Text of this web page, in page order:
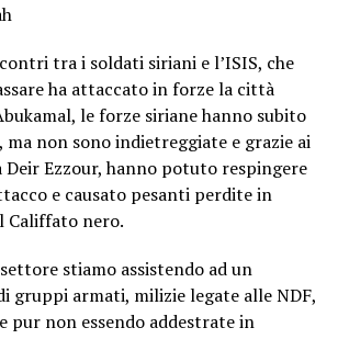
tra i soldati siriani e l’ISIS, che
ha attaccato in forze la città
le forze siriane hanno subito
non sono indietreggiate e grazie ai
Ezzour, hanno potuto respingere
e causato pesanti perdite in
Califfato nero.
stiamo assistendo ad un
gruppi armati, milizie legate alle NDF,
pur non essendo addestrate in